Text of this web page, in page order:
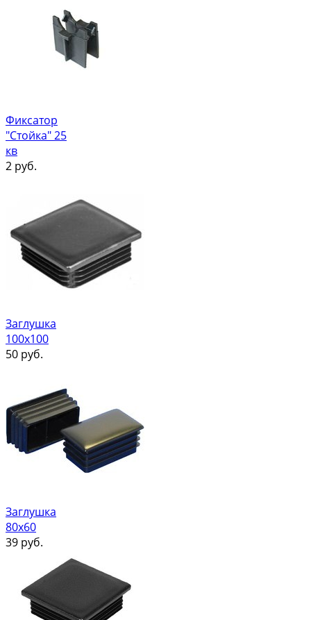
Фиксатор
"Стойка" 25
кв
2 руб.
Заглушка
100х100
50 руб.
Заглушка
80х60
39 руб.